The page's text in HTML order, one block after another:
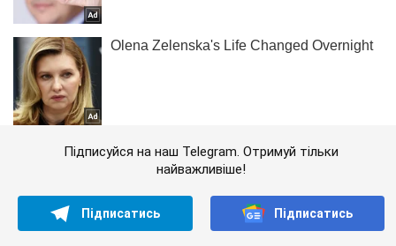
Підписуйся на наш Telegram. Отримуй тільки
найважливіше!
Підписатись Підписатись